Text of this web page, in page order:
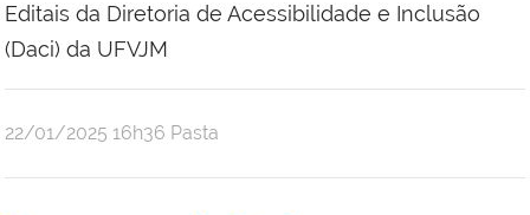
Editais da Diretoria de Acessibilidade e Inclusão
(Daci) da UFVJM
publicado
22/01/2025 16h36 Pasta